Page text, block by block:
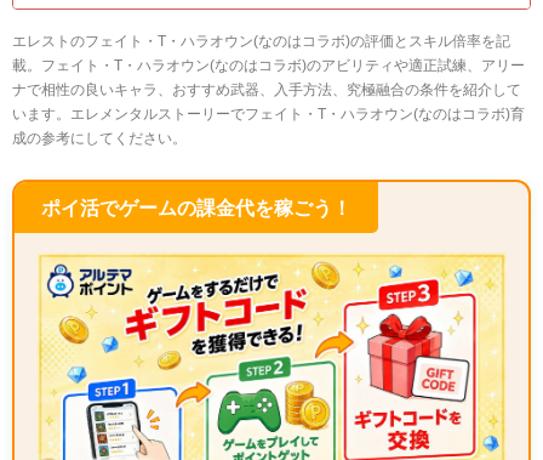
エレストのフェイト・T・ハラオウン(なのはコラボ)の評価とスキル倍率を記
載。フェイト・T・ハラオウン(なのはコラボ)のアビリティや適正試練、アリー
ナで相性の良いキャラ、おすすめ武器、入手方法、究極融合の条件を紹介して
います。エレメンタルストーリーでフェイト・T・ハラオウン(なのはコラボ)育
成の参考にしてください。
ポイ活でゲームの課金代を稼ごう！